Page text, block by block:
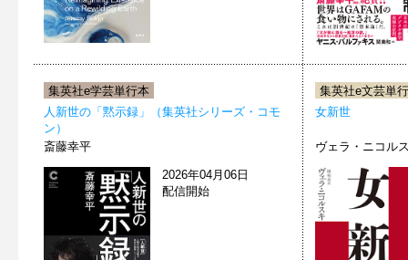
集英社e学芸単行本
人新世の「黙示録」（集英社シリーズ・コモ
ン）
斎藤幸平
2026年04月06日
配信開始
集英社e文芸単
女新世
ヴェラ・ニコル